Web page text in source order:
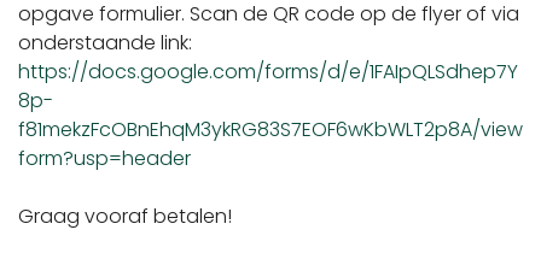
opgave formulier. Scan de QR code op de flyer of via
onderstaande link:
https://docs.google.com/forms/d/e/1FAIpQLSdhep7Y
8p-
f81mekzFcOBnEhqM3ykRG83S7EOF6wKbWLT2p8A/view
form?usp=header
Graag vooraf betalen!